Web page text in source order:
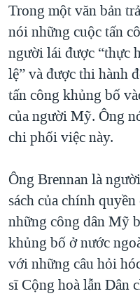
Trong một văn bản
nói những cuộc tấn
người lái được “thực
lệ” và được thi hành
tấn công khủng bố
của người Mỹ. Ông
chi phối việc này.
Ông Brennan là
sách của chính
những công dân Mỹ
khủng bố ở nước
với những câu hỏi
sĩ Cộng hoà lẫn Dân